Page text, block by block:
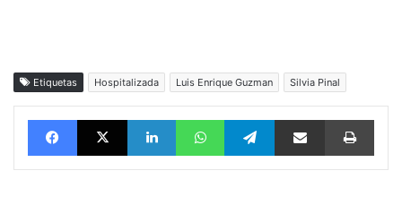
Etiquetas Hospitalizada Luis Enrique Guzman Silvia Pinal
FacebookX LinkedInWhatsAppTelegramvía email